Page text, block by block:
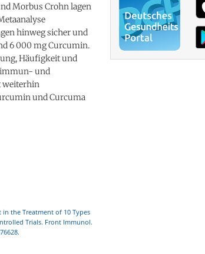
Morbus Crohn lagen
hinweg sicher und
6 000 mg Curcumin.
Häufigkeit und
und
weiterhin
und Curcuma
in the Treatment of 10 Types
Trials. Front Immunol.